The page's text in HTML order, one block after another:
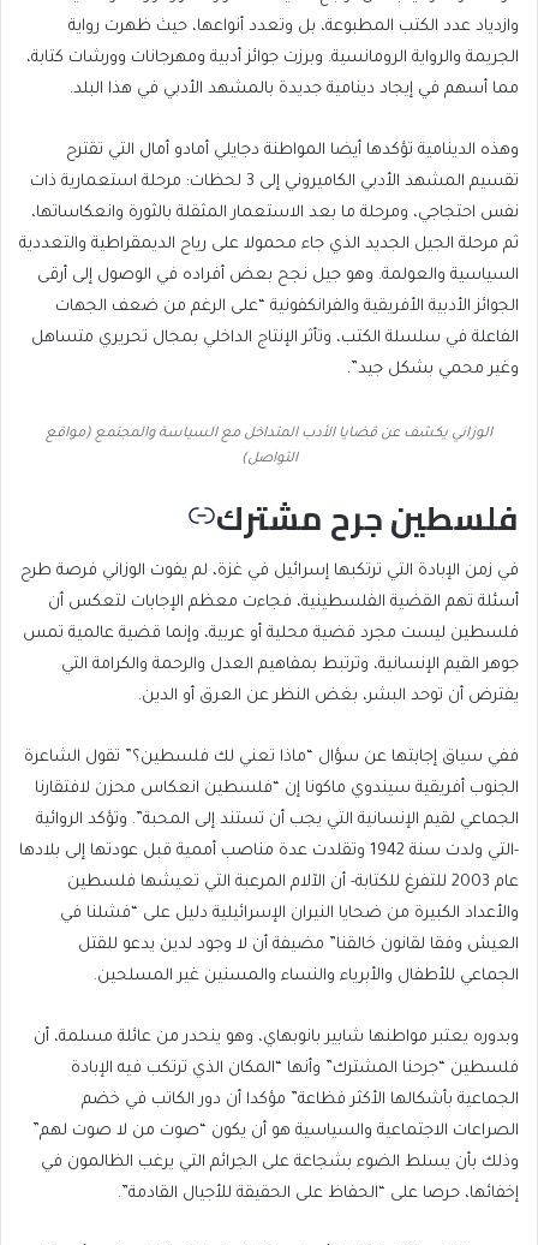
وازدياد عدد الكتب المطبوعة، بل وتعدد أنواعها، حيث ظهرت رواية
الجريمة والرواية الرومانسية. وبرزت جوائز أدبية ومهرجانات وورشات كتابة،
مما أسهم في إيجاد دينامية جديدة بالمشهد الأدبي في هذا البلد.
وهذه الدينامية تؤكدها أيضا المواطنة دجايلي أمادو أمال التي تقترح
تقسيم المشهد الأدبي الكاميروني إلى 3 لحظات: مرحلة استعمارية ذات
نفس احتجاجي، ومرحلة ما بعد الاستعمار المثقلة بالثورة وانعكاساتها،
ثم مرحلة الجيل الجديد الذي جاء محمولا على رياح الديمقراطية والتعددية
السياسية والعولمة. وهو جيل نجح بعض أفراده في الوصول إلى أرقى
الجوائز الأدبية الأفريقية والفرانكفونية “على الرغم من ضعف الجهات
الفاعلة في سلسلة الكتب، وتأثر الإنتاج الداخلي بمجال تحريري متساهل
وغير محمي بشكل جيد”.
الوزاني يكشف عن قضايا الأدب المتداخل مع السياسة والمجتمع (مواقع
التواصل)
فلسطين جرح مشترك
في زمن الإبادة التي ترتكبها إسرائيل في غزة، لم يفوت الوزاني فرصة طرح
أسئلة تهم القضية الفلسطينية، فجاءت معظم الإجابات لتعكس أن
فلسطين ليست مجرد قضية محلية أو عربية، وإنما قضية عالمية تمس
جوهر القيم الإنسانية، وترتبط بمفاهيم العدل والرحمة والكرامة التي
يفترض أن توحد البشر، بغض النظر عن العرق أو الدين.
ففي سياق إجابتها عن سؤال “ماذا تعني لك فلسطين؟” تقول الشاعرة
الجنوب أفريقية سيندوي ماكونا إن “فلسطين انعكاس محزن لافتقارنا
الجماعي لقيم الإنسانية التي يجب أن تستند إلى المحبة”. وتؤكد الروائية
-التي ولدت سنة 1942 وتقلدت عدة مناصب أممية قبل عودتها إلى بلادها
عام 2003 للتفرغ للكتابة- أن الآلام المرعبة التي تعيشها فلسطين
والأعداد الكبيرة من ضحايا النيران الإسرائيلية دليل على “فشلنا في
العيش وفقا لقانون خالقنا” مضيفة أن لا وجود لدين يدعو للقتل
الجماعي للأطفال والأبرياء والنساء والمسنين غير المسلحين.
وبدوره يعتبر مواطنها شابير بانوبهاي، وهو ينحدر من عائلة مسلمة، أن
فلسطين “جرحنا المشترك” وأنها “المكان الذي ترتكب فيه الإبادة
الجماعية بأشكالها الأكثر فظاعة” مؤكدا أن دور الكاتب في خضم
الصراعات الاجتماعية والسياسية هو أن يكون “صوت من لا صوت لهم”
وذلك بأن يسلط الضوء بشجاعة على الجرائم التي يرغب الظالمون في
إخفائها، حرصا على “الحفاظ على الحقيقة للأجيال القادمة”.